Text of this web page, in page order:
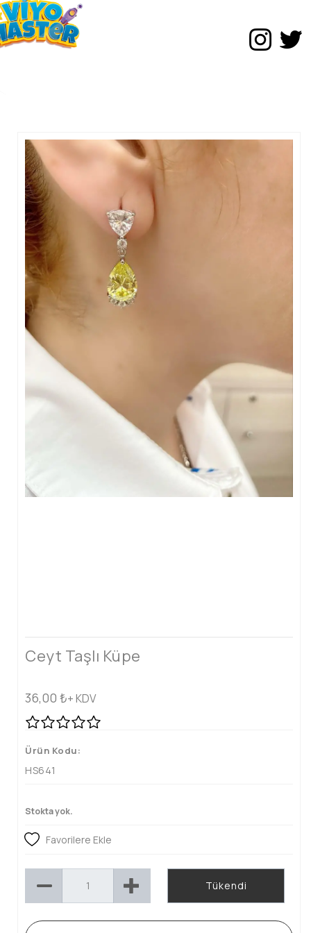
Ceyt Taşlı Küpe
36,00 ₺+ KDV
Ürün Kodu:
HS641
Stokta yok.
Favorilere Ekle
Tükendi